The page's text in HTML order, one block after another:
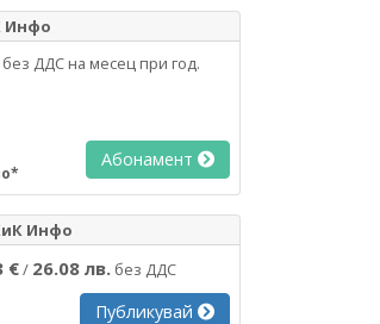
Инфо
без ДДС на месец при год.
Абонамент
Инфо
€/ 26.08 лв. без ДДС
Публикувай